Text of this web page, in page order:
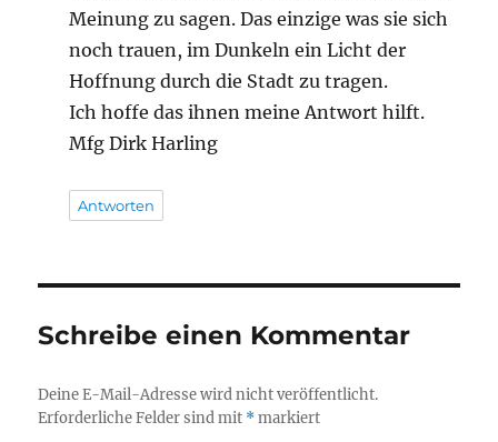
Meinung zu sagen. Das einzige was sie sich
noch trauen, im Dunkeln ein Licht der
Hoffnung durch die Stadt zu tragen.
Ich hoffe das ihnen meine Antwort hilft.
Mfg Dirk Harling
Antworten
Schreibe einen Kommentar
Deine E-Mail-Adresse wird nicht veröffentlicht.
Erforderliche Felder sind mit *markiert